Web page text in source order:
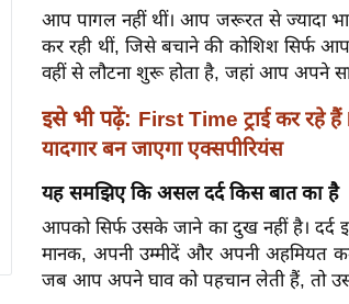
आप पागल नहीं थीं। आप जरूरत से ज्यादा
कर रही थीं, जिसे बचाने की कोशिश सिर्फ
वहीं से लौटना शुरू होता है, जहां आप अपने
इसे भी पढ़ें: First Time ट्राई कर रहे
यादगार बन जाएगा एक्सपीरियंस
यह समझिए कि असल दर्द किस बात का है
आपको सिर्फ उसके जाने का दुख नहीं है।
मानक, अपनी उम्मीदें और अपनी अहमियत
जब आप अपने घाव को पहचान लेती हैं, तो